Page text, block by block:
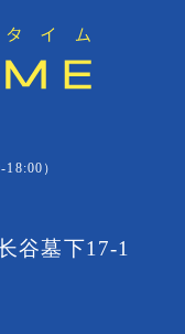
18:00）
谷墓下17-1